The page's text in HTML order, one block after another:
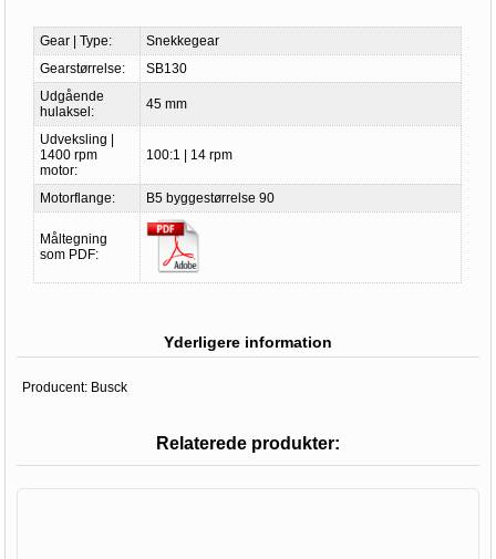
Gear | Type:
Snekkegear
Gearstørrelse:
SB130
Udgående
hulaksel:
45 mm
Udveksling |
1400 rpm
motor:
100:1 | 14 rpm
Motorflange: B5 byggestørrelse 90
Måltegning
som PDF:
Yderligere information
Producent: Busck
Relaterede produkter: